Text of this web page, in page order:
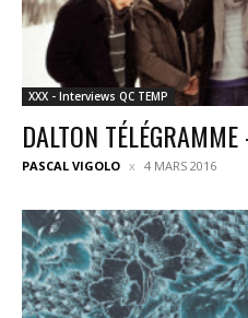
XXX - Interviews QC TEMP
DALTON
PASCAL VIGOLO 4 MARS 2016